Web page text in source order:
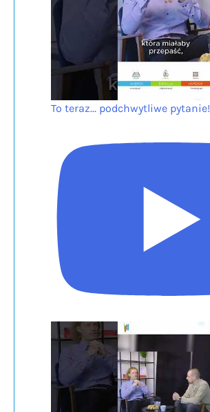
To teraz... podchwytliwe pytanie!